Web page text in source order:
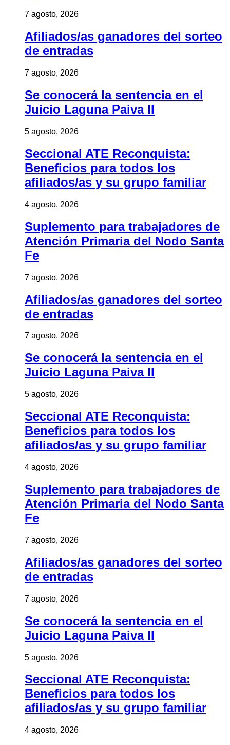
7 agosto, 2026
Afiliados/as ganadores del sorteo
de entradas
7 agosto, 2026
Se conocerá la sentencia en el
Juicio Laguna Paiva II
5 agosto, 2026
Seccional ATE Reconquista:
Beneficios para todos los
afiliados/as y su grupo familiar
4 agosto, 2026
Suplemento para trabajadores de
Atención Primaria del Nodo Santa
Fe
7 agosto, 2026
Afiliados/as ganadores del sorteo
de entradas
7 agosto, 2026
Se conocerá la sentencia en el
Juicio Laguna Paiva II
5 agosto, 2026
Seccional ATE Reconquista:
Beneficios para todos los
afiliados/as y su grupo familiar
4 agosto, 2026
Suplemento para trabajadores de
Atención Primaria del Nodo Santa
Fe
7 agosto, 2026
Afiliados/as ganadores del sorteo
de entradas
7 agosto, 2026
Se conocerá la sentencia en el
Juicio Laguna Paiva II
5 agosto, 2026
Seccional ATE Reconquista:
Beneficios para todos los
afiliados/as y su grupo familiar
4 agosto, 2026